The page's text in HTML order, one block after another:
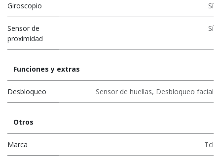
Giroscopio Sí
Sensor de
proximidad
Sí
Funciones y extras
Desbloqueo Sensor de huellas, Desbloqueo facial
Otros
Marca Tcl